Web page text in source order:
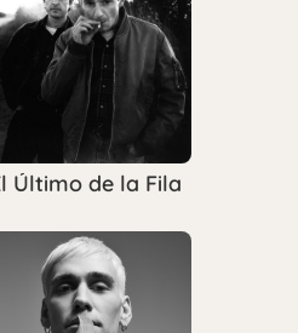
Último de la Fila